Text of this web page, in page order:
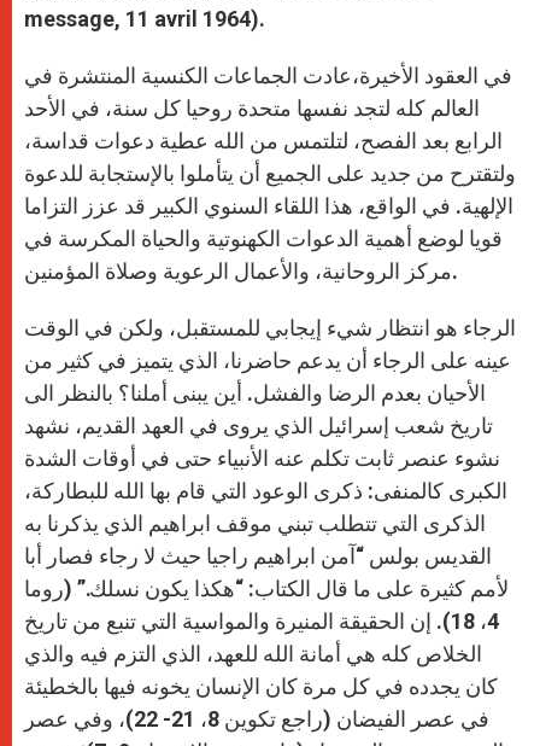
message, 11 avril 1964).
في العقود الأخيرة،عادت الجماعات الكنسية المنتشرة في
العالم كله لتجد نفسها متحدة روحيا كل سنة، في الأحد
الرابع بعد الفصح، لتلتمس من الله عطية دعوات قداسة،
ولتقترح من جديد على الجميع أن يتأملوا بالإستجابة للدعوة
الإلهية. في الواقع، هذا اللقاء السنوي الكبير قد عزز التزاما
قويا لوضع أهمية الدعوات الكهنوتية والحياة المكرسة في
مركز الروحانية، والأعمال الرعوية وصلاة المؤمنين.
الرجاء هو انتظار شيء إيجابي للمستقبل، ولكن في الوقت
عينه على الرجاء أن يدعم حاضرنا، الذي يتميز في كثير من
الأحيان بعدم الرضا والفشل. أين يبنى أملنا؟ بالنظر الى
تاريخ شعب إسرائيل الذي يروى في العهد القديم، نشهد
نشوء عنصر ثابت تكلم عنه الأنبياء حتى في أوقات الشدة
الكبرى كالمنفى: ذكرى الوعود التي قام بها الله للبطاركة،
الذكرى التي تتطلب تبني موقف ابراهيم الذي يذكرنا به
القديس بولس “آمن ابراهيم راجيا حيث لا رجاء فصار أبا
لأمم كثيرة على ما قال الكتاب: “هكذا يكون نسلك.” (روما
4، 18). إن الحقيقة المنيرة والمواسية التي تنبع من تاريخ
الخلاص كله هي أمانة الله للعهد، الذي التزم فيه والذي
كان يجدده في كل مرة كان الإنسان يخونه فيها بالخطيئة
في عصر الفيضان (راجع تكوين 8، 21- 22)، وفي عصر